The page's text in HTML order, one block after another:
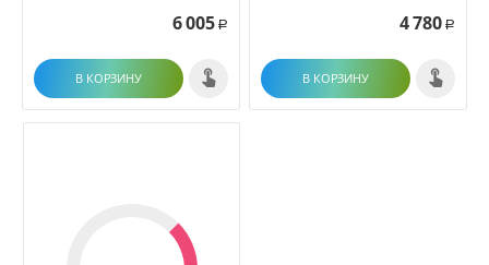
6 005 Р
В КОРЗИНУ
4 780 Р
В КОРЗИНУ